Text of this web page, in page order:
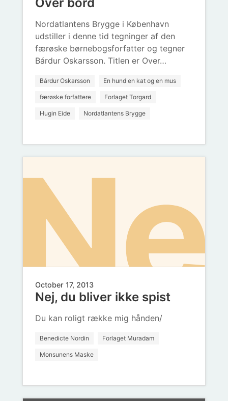
Nordatlantens Brygge i København
udstiller i denne tid tegninger af den
færøske børnebogsforfatter og tegner
Bárdur Oskarsson. Titlen er Over…
Bárdur Oskarsson En hund en kat og en mus
færøske forfattere Forlaget Torgard
Hugin Eide Nordatlantens Brygge
October 17, 2013
Nej, du bliver ikke spist
Du kan roligt række mig hånden/
Benedicte Nordin Forlaget Muradam
Monsunens Maske